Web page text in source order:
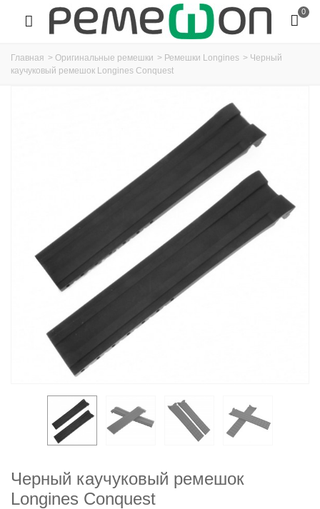
0
Главная > Оригинальные ремешки > Ремешки Longines > Черный
каучуковый ремешок Longines Conquest
Черный каучуковый ремешок
Longines Conquest